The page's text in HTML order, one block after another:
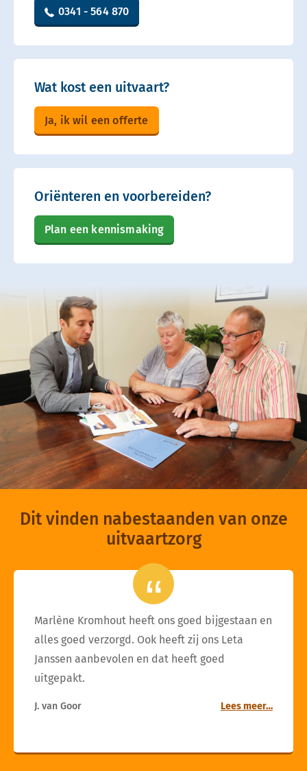
0341 - 564 870
Wat kost een uitvaart?
Ja, ik wil een offerte
Oriënteren en voorbereiden?
Plan een kennismaking
Dit vinden nabestaanden van onze
uitvaartzorg
Marlène Kromhout heeft ons goed bijgestaan en
alles goed verzorgd. Ook heeft zij ons Leta
Janssen aanbevolen en dat heeft goed
uitgepakt.
J. van Goor Lees meer…